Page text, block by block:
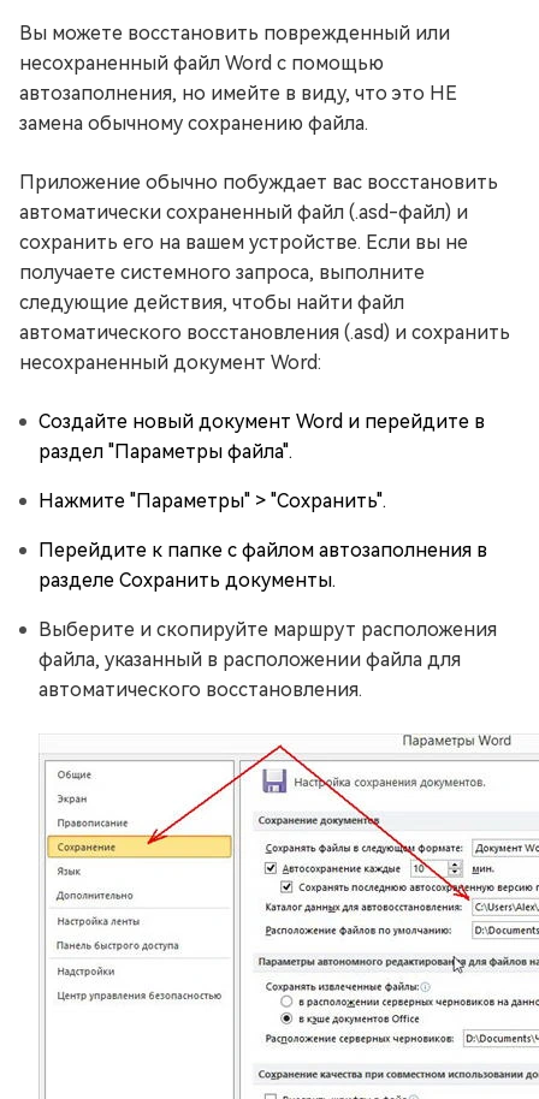
Вы можете восстановить поврежденный или
несохраненный файл Word с помощью
автозаполнения, но имейте в виду, что это НЕ
замена обычному сохранению файла.
Приложение обычно побуждает вас восстановить
автоматически сохраненный файл (.asd-файл) и
сохранить его на вашем устройстве. Если вы не
получаете системного запроса, выполните
следующие действия, чтобы найти файл
автоматического восстановления (.asd) и сохранить
несохраненный документ Word:
Создайте новый документ Word и перейдите в
раздел "Параметры файла".
Нажмите "Параметры" > "Сохранить".
Перейдите к папке с файлом автозаполнения в
разделе Сохранить документы.
Выберите и скопируйте маршрут расположения
файла, указанный в расположении файла для
автоматического восстановления.